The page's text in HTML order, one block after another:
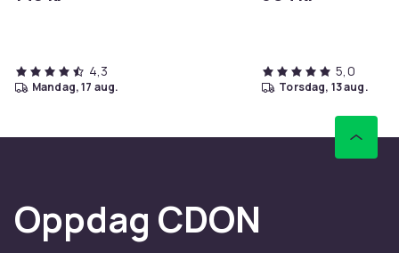
4,3
mandag, 17 aug.
5,0
torsdag, 13 aug.
Oppdag CDON